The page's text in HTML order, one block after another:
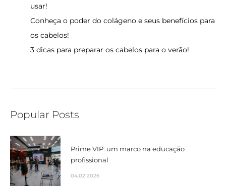
usar!
Conheça o poder do colágeno e seus benefícios para
os cabelos!
3 dicas para preparar os cabelos para o verão!
Popular Posts
Prime VIP: um marco na educação
profissional
04.02 2026